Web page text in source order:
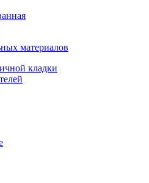
материалов
кладки